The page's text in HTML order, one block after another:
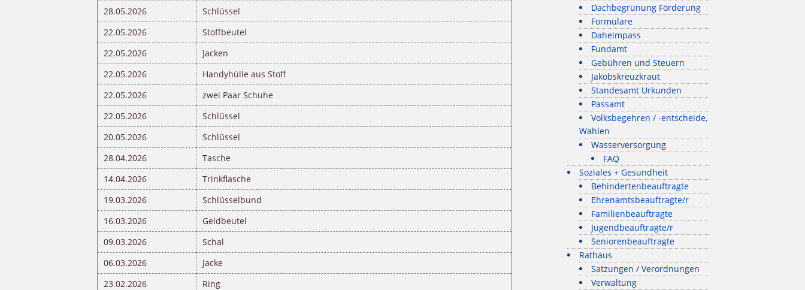
28.05.2026
Schlüssel
22.05.2026
Stoffbeutel
22.05.2026
Jacken
22.05.2026
Handyhülle aus Stoff
22.05.2026
zwei Paar Schuhe
22.05.2026
Schlüssel
20.05.2026
Schlüssel
28.04.2026
Tasche
14.04.2026
Trinkflasche
19.03.2026
Schlüsselbund
16.03.2026
Geldbeutel
09.03.2026
Schal
06.03.2026
Jacke
23.02.2026
Ring
Dachbegrünung Förderung
Formulare
Daheimpass
Fundamt
Gebühren und Steuern
Jakobskreuzkraut
Standesamt Urkunden
Passamt
Volksbegehren / -entscheide,
Wahlen
Wasserversorgung
FAQ
Soziales + Gesundheit
Behindertenbeauftragte
Ehrenamtsbeauftragte/r
Familienbeauftragte
Jugendbeauftragte/r
Seniorenbeauftragte
Rathaus
Satzungen / Verordnungen
Verwaltung